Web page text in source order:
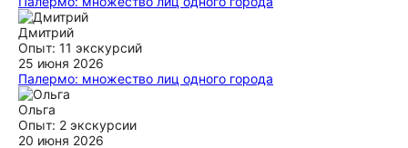
нам очень понравилось. интересно было посмотреть на
город с точки зрения местного жителя, Ксения
внимательна к нашим вопросам и, даже влюбила нас в
Палермо и Сицилию
ещё
Дмитрий
Опыт: 11 экскурсий
25 июня 2026
Палермо: множество лиц одного города
Хочу выразить благодарность Ксении за экскурсию по
Палермо. Экскурсовод - эрудированный и глубокий
человек. Материал подается очень увлекательно, а
богатый, красивый язык гида - отдельное удовольствие,
Ольга
Опыт: 2 экскурсии
20 июня 2026